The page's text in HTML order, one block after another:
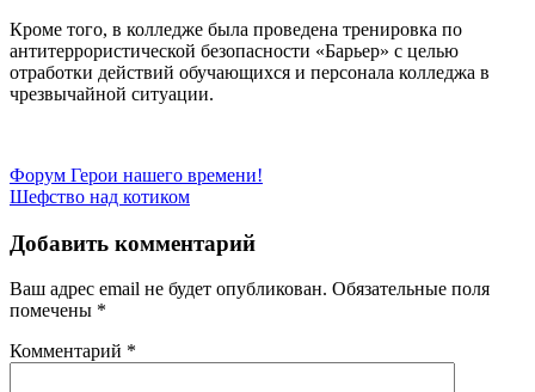
Кроме того, в колледже была проведена тренировка по
антитеррористической безопасности «Барьер» с целью
отработки действий обучающихся и персонала колледжа в
чрезвычайной ситуации.
Навигация
по
записям
Форум Герои нашего времени!
Шефство над котиком
Добавить комментарий
Ваш адрес email не будет опубликован. Обязательные поля
помечены *
Комментарий *